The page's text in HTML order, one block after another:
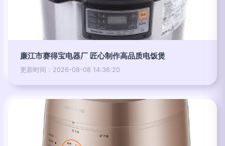
廉江市赛得宝电器厂 匠心制作高品质电饭煲
更新时间：2026-08-08 14:36:20